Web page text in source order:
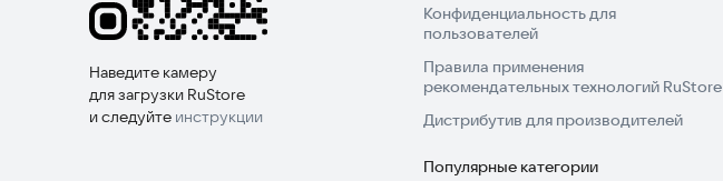
Наведите камеру
для загрузки RuStore
и следуйте инструкции
Конфиденциальность для
пользователей
Правила применения
рекомендательных технологий RuStore
Дистрибутив для производителей
Популярные категории